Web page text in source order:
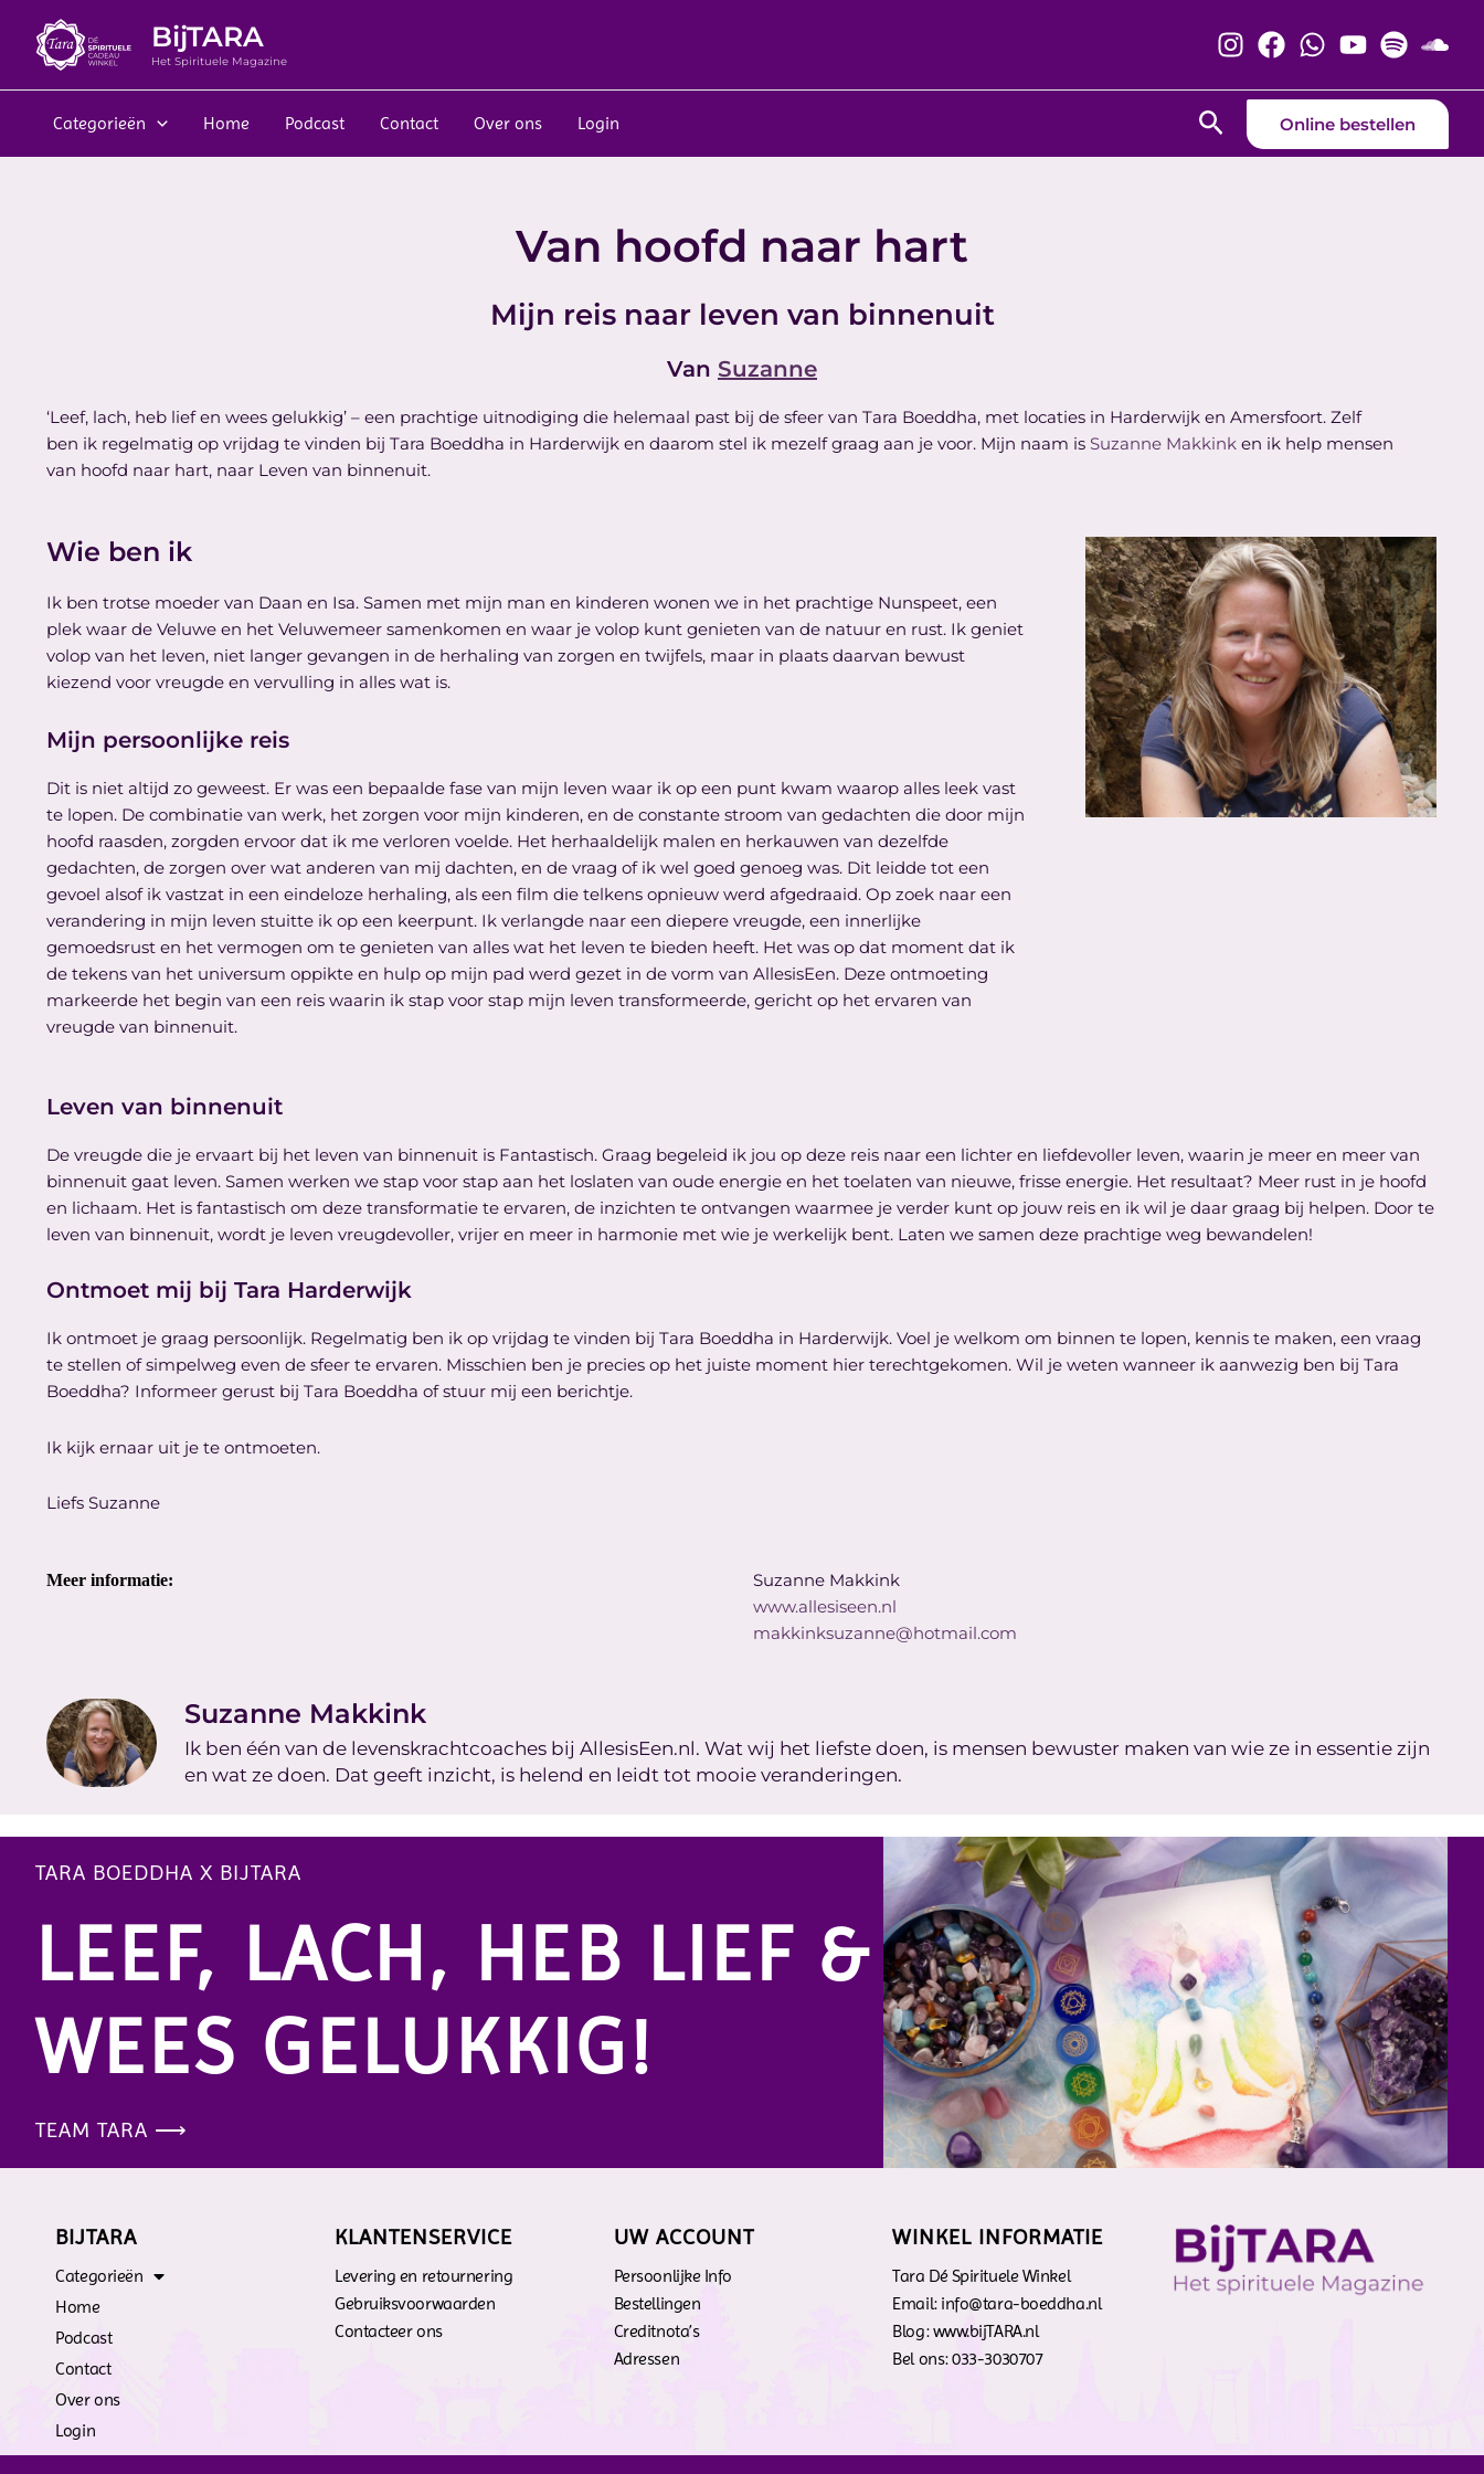
inhoud
BijTARA
Het Spirituele Magazine
Categorieën Home Podcast Contact Over ons Login ZoekenOnline bestellen
Van hoofd naar hart
Mijn reis naar leven van binnenuit
Van Suzanne
‘Leef, lach, heb lief en wees gelukkig’ – een prachtige uitnodiging die helemaal past bij de sfeer van Tara Boeddha, met locaties in Harderwijk en Amersfoort. Zelf
ben ik regelmatig op vrijdag te vinden bij Tara Boeddha in Harderwijk en daarom stel ik mezelf graag aan je voor. Mijn naam is Suzanne Makkink en ik help mensen
van hoofd naar hart, naar Leven van binnenuit.
Wie ben ik
Ik ben trotse moeder van Daan en Isa. Samen met mijn man en kinderen wonen we in het prachtige Nunspeet, een
plek waar de Veluwe en het Veluwemeer samenkomen en waar je volop kunt genieten van de natuur en rust. Ik geniet
volop van het leven, niet langer gevangen in de herhaling van zorgen en twijfels, maar in plaats daarvan bewust
kiezend voor vreugde en vervulling in alles wat is.
Mijn persoonlijke reis
Dit is niet altijd zo geweest. Er was een bepaalde fase van mijn leven waar ik op een punt kwam waarop alles leek vast
te lopen. De combinatie van werk, het zorgen voor mijn kinderen, en de constante stroom van gedachten die door mijn
hoofd raasden, zorgden ervoor dat ik me verloren voelde. Het herhaaldelijk malen en herkauwen van dezelfde
gedachten, de zorgen over wat anderen van mij dachten, en de vraag of ik wel goed genoeg was. Dit leidde tot een
gevoel alsof ik vastzat in een eindeloze herhaling, als een film die telkens opnieuw werd afgedraaid. Op zoek naar een
verandering in mijn leven stuitte ik op een keerpunt. Ik verlangde naar een diepere vreugde, een innerlijke
gemoedsrust en het vermogen om te genieten van alles wat het leven te bieden heeft. Het was op dat moment dat ik
de tekens van het universum oppikte en hulp op mijn pad werd gezet in de vorm van AllesisEen. Deze ontmoeting
markeerde het begin van een reis waarin ik stap voor stap mijn leven transformeerde, gericht op het ervaren van
vreugde van binnenuit.
Leven van binnenuit
De vreugde die je ervaart bij het leven van binnenuit is Fantastisch. Graag begeleid ik jou op deze reis naar een lichter en liefdevoller leven, waarin je meer en meer van
binnenuit gaat leven. Samen werken we stap voor stap aan het loslaten van oude energie en het toelaten van nieuwe, frisse energie. Het resultaat? Meer rust in je hoofd
en lichaam. Het is fantastisch om deze transformatie te ervaren, de inzichten te ontvangen waarmee je verder kunt op jouw reis en ik wil je daar graag bij helpen. Door te
leven van binnenuit, wordt je leven vreugdevoller, vrijer en meer in harmonie met wie je werkelijk bent. Laten we samen deze prachtige weg bewandelen!
Ontmoet mij bij Tara Harderwijk
Ik ontmoet je graag persoonlijk. Regelmatig ben ik op vrijdag te vinden bij Tara Boeddha in Harderwijk. Voel je welkom om binnen te lopen, kennis te maken, een vraag
te stellen of simpelweg even de sfeer te ervaren. Misschien ben je precies op het juiste moment hier terechtgekomen. Wil je weten wanneer ik aanwezig ben bij Tara
Boeddha? Informeer gerust bij Tara Boeddha of stuur mij een berichtje.
Ik kijk ernaar uit je te ontmoeten.
Liefs Suzanne
Meer informatie:
Suzanne Makkink
www.allesiseen.nl
makkinksuzanne@hotmail.com
Suzanne Makkink
Ik ben één van de levenskrachtcoaches bij AllesisEen.nl. Wat wij het liefste doen, is mensen bewuster maken van wie ze in essentie zijn
en wat ze doen. Dat geeft inzicht, is helend en leidt tot mooie veranderingen.
TARA BOEDDHA X BIJTARA
LEEF, LACH, HEB LIEF &
WEES GELUKKIG!
TEAM TARA ⟶
BIJTARA
Categorieën
Home
Podcast
Contact
Over ons
Login
KLANTENSERVICE
Levering en retournering
Gebruiksvoorwaarden
Contacteer ons
UW ACCOUNT
Persoonlijke Info
Bestellingen
Creditnota’s
Adressen
WINKEL INFORMATIE
Tara Dé Spirituele Winkel
Email: info@tara-boeddha.nl
Blog: www.bijTARA.nl
Bel ons: 033-3030707